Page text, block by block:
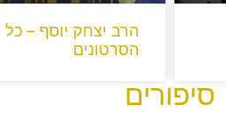
הרב יצחק יוסף – כל
הסרטונים
סיפורים